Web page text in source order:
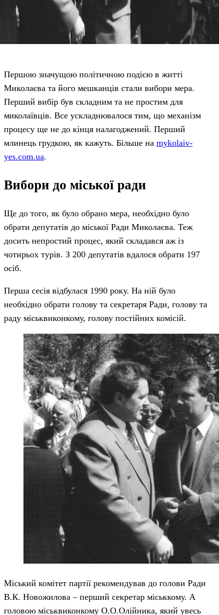
Першою значущою політичною подією в житті
Миколаєва та його мешканців стали вибори мера.
Перший вибір був складним та не простим для
миколаївців. Все ускладнювалося тим, що механізм
процесу ще не до кінця налагоджений. Перший
млинець грудкою, як кажуть. Більше на mykolaiv-
yes.com.ua.
Вибори до міської ради
Ще до того, як було обрано мера, необхідно було
обрати депутатів до міської Ради Миколаєва. Теж
досить непростий процес, який складався аж із
чотирьох турів. З 200 депутатів вдалося обрати 197
осіб.
Перша сесія відбулася 1990 року. На ній було
необхідно обрати голову та секретаря Ради, голову та
раду міськвиконкому, голову постійних комісій.
Міський комітет партії рекомендував до голови Ради
В.К. Новожилова – перший секретар міськкому. А
головою міськвиконкому О.О.Олійника, який увесь